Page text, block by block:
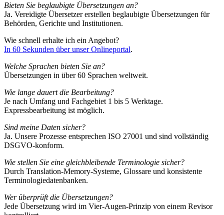
Bieten Sie beglaubigte Übersetzungen an?
Ja. Vereidigte Übersetzer erstellen beglaubigte Übersetzungen für
Behörden, Gerichte und Institutionen.
Wie schnell erhalte ich ein Angebot?
In 60 Sekunden über unser Onlineportal.
Welche Sprachen bieten Sie an?
Übersetzungen in über 60 Sprachen weltweit.
Wie lange dauert die Bearbeitung?
Je nach Umfang und Fachgebiet 1 bis 5 Werktage.
Expressbearbeitung ist möglich.
Sind meine Daten sicher?
Ja. Unsere Prozesse entsprechen ISO 27001 und sind vollständig
DSGVO-konform.
Wie stellen Sie eine gleichbleibende Terminologie sicher?
Durch Translation-Memory-Systeme, Glossare und konsistente
Terminologiedatenbanken.
Wer überprüft die Übersetzungen?
Jede Übersetzung wird im Vier-Augen-Prinzip von einem Revisor